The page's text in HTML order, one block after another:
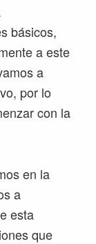
básicos,
a este
a
por lo
con la
en la
a
esta
que